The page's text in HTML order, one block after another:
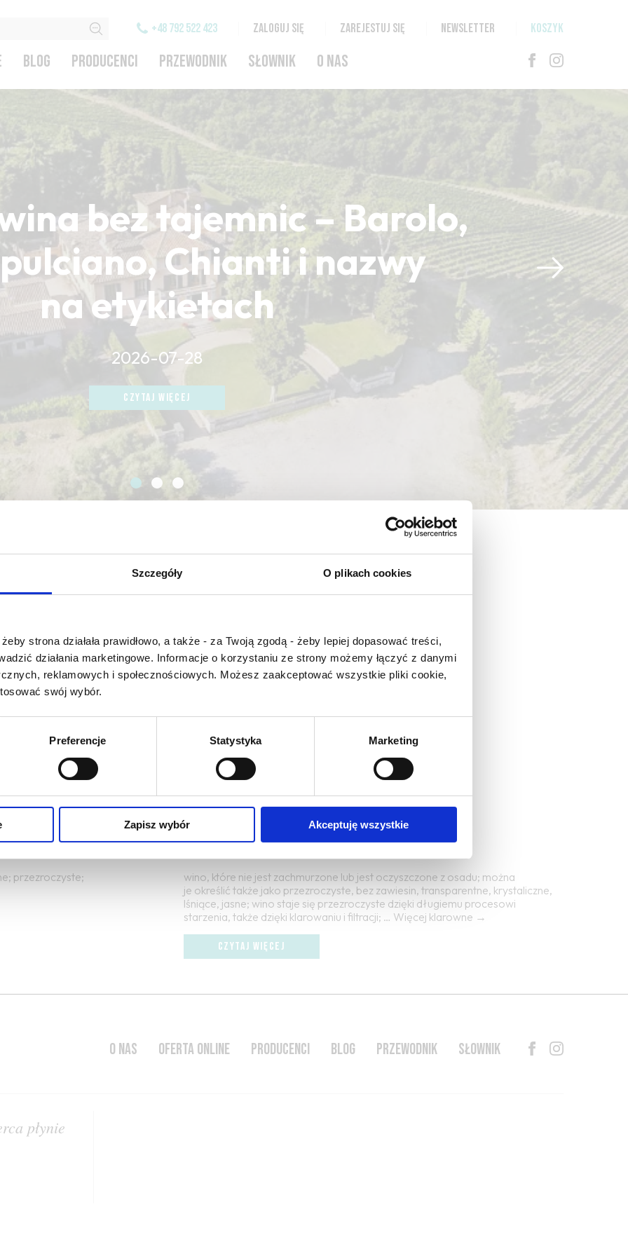
Szczegóły O plikach cookies
strona działała prawidłowo, a także - za Twoją zgodą - żeby lepiej dopasować treści,
działania marketingowe. Informacje o korzystaniu ze strony możemy łączyć z danymi
reklamowych i społecznościowych. Możesz zaakceptować wszystkie pliki cookie,
swój wybór.
Preferencje Statystyka Marketing
Zapisz wybór Akceptuję wszystkie
+48 792 522 423 ZALOGUJ SIĘ ZAREJESTUJ SIĘ NEWSLETTER KOSZYK
BLOG PRODUCENCI PRZEWODNIK SŁOWNIK O NAS
bez tajemnic – Barolo,
Chianti i nazwy
na etykietach
2026-07-28
CZYTAJ WIĘCEJ
CZYTAJ WIĘCEJ
CZYTAJ WIĘCEJ
stałych, jasne;
wina może mieć
(zbyt jasne); klarowne;
przezroczystość, przezroczyste
2016-05-10
przezroczyste;
klarowne
wino, które nie jest zachmurzone lub jest oczyszczone z osadu; można
je określić także jako przezroczyste, bez zawiesin, transparentne, krystaliczne,
lśniące, jasne; wino staje się przezroczyste dzięki długiemu procesowi
starzenia, także dzięki klarowaniu i filtracji; … Więcej klarowne →
CZYTAJ WIĘCEJ
O NAS OFERTA ONLINE PRODUCENCI BLOG PRZEWODNIK SŁOWNIK
płynie